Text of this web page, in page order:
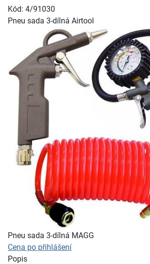
Kód: 4/91030
Pneu sada 3-dílná Airtool
Pneu sada 3-dílná MAGG
Cena po přihlášení
Popis